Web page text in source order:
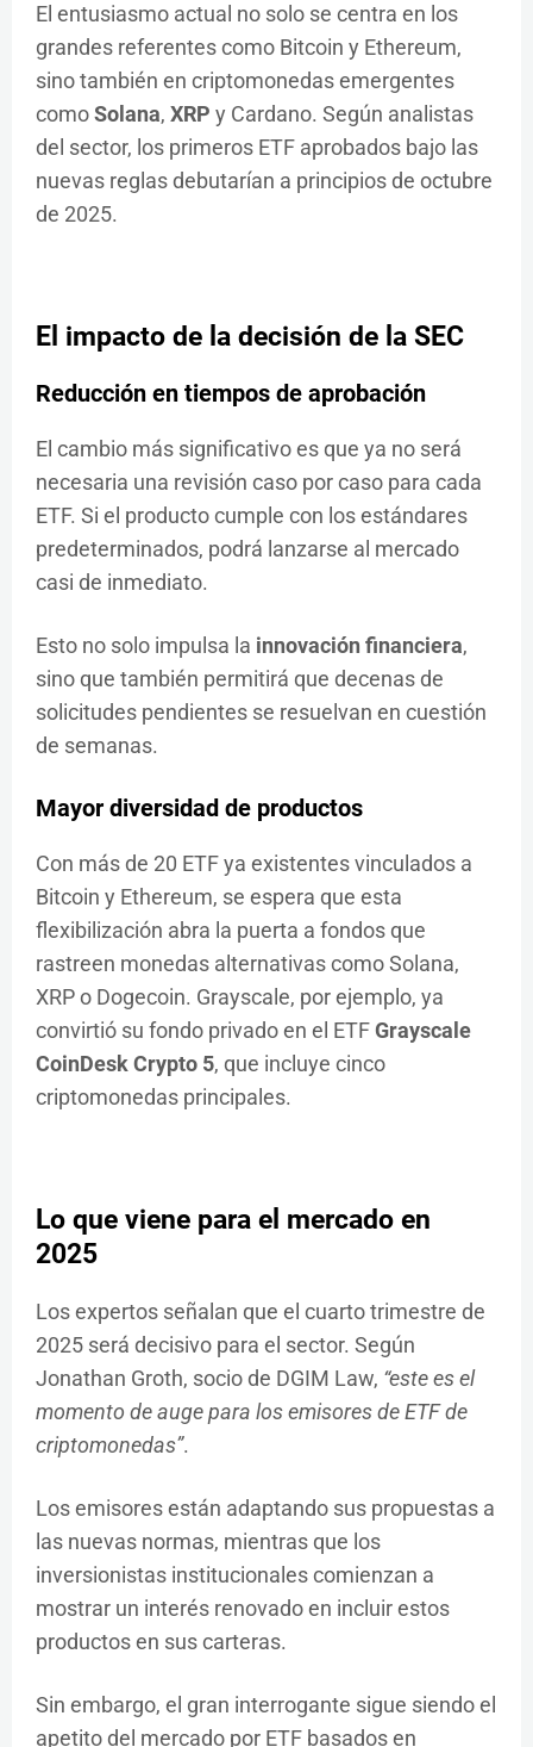
El entusiasmo actual no solo se centra en los
grandes referentes como Bitcoin y Ethereum,
sino también en criptomonedas emergentes
comoSolana, XRP y Cardano. Según analistas
del sector, los primeros ETF aprobados bajo las
nuevas reglas debutarían a principios de octubre
de 2025.
El impacto de la decisión de la SEC
Reducción en tiempos de aprobación
El cambio más significativo es que ya no será
necesaria una revisión caso por caso para cada
ETF. Si el producto cumple con los estándares
predeterminados, podrá lanzarse al mercado
casi de inmediato.
Esto no solo impulsa la innovación financiera,
sino que también permitirá que decenas de
solicitudes pendientes se resuelvan en cuestión
de semanas.
Mayor diversidad de productos
Con más de 20 ETF ya existentes vinculados a
Bitcoin y Ethereum, se espera que esta
flexibilización abra la puerta a fondos que
rastreen monedas alternativas como Solana,
XRP o Dogecoin. Grayscale, por ejemplo, ya
convirtió su fondo privado en el ETFGrayscale
CoinDesk Crypto 5, que incluye cinco
criptomonedas principales.
Lo que viene para el mercado en
2025
Los expertos señalan que el cuarto trimestre de
2025 será decisivo para el sector. Según
Jonathan Groth, socio de DGIM Law, “este es el
momento de auge para los emisores de ETF de
criptomonedas”.
Los emisores están adaptando sus propuestas a
las nuevas normas, mientras que los
inversionistas institucionales comienzan a
mostrar un interés renovado en incluir estos
productos en sus carteras.
Sin embargo, el gran interrogante sigue siendo el
apetito del mercado por ETF basados en